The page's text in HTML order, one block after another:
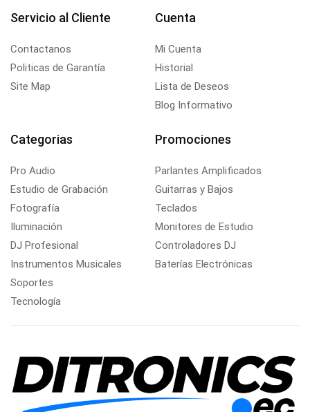
Servicio al Cliente
Contactanos
Politicas de Garantía
Site Map
Cuenta
Mi Cuenta
Historial
Lista de Deseos
Blog Informativo
Categorias
Pro Audio
Estudio de Grabación
Fotografía
Iluminación
DJ Profesional
Instrumentos Musicales
Soportes
Tecnología
Promociones
Parlantes Amplificados
Guitarras y Bajos
Teclados
Monitores de Estudio
Controladores DJ
Baterías Electrónicas